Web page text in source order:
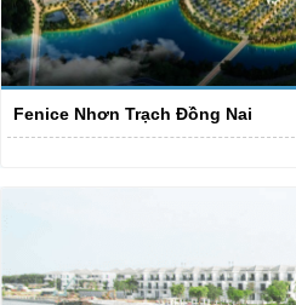
Fenice Nhơn Trạch Đồng Nai